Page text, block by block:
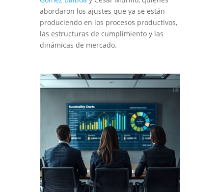
abordaron los ajustes que ya se están
produciendo en los procesos productivos,
las estructuras de cumplimiento y las
dinámicas de mercado.